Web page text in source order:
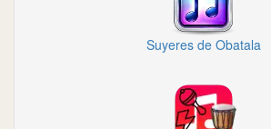
Suyeres de Obatala